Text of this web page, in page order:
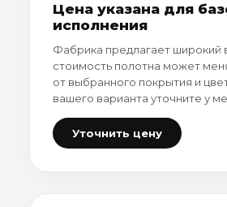
Цена указана для
исполнения
Фабрика предлагает
стоимость полотна может
от выбранного покрытия и
вашего варианта уточните у
Уточнить цену